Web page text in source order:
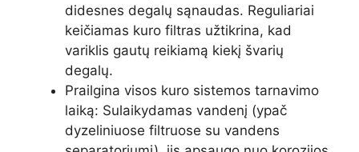
didesnes degalų sąnaudas. Reguliariai
keičiamas kuro filtras užtikrina, kad
variklis gautų reikiamą kiekį švarių
degalų.
Prailgina visos kuro sistemos tarnavimo
laiką: Sulaikydamas vandenį (ypač
dyzeliniuose filtruose su vandens